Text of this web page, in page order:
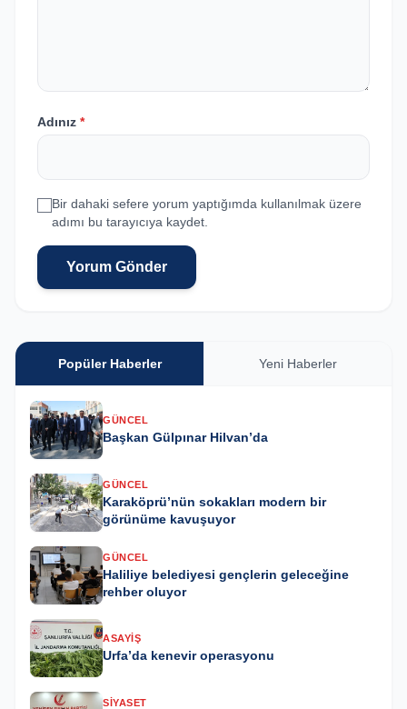
Adınız *
Bir dahaki sefere yorum yaptığımda kullanılmak üzere
adımı bu tarayıcıya kaydet.
Yorum Gönder
Popüler Haberler Yeni Haberler
GÜNCEL
Başkan Gülpınar Hilvan’da
GÜNCEL
Karaköprü’nün sokakları modern bir
görünüme kavuşuyor
GÜNCEL
Haliliye belediyesi gençlerin geleceğine
rehber oluyor
ASAYIŞ
Urfa’da kenevir operasyonu
SIYASET